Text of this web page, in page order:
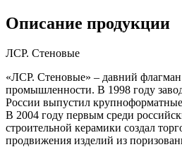
Описание продукции
ЛСР. Стеновые
«ЛСР. Стеновые» – давний флагман
промышленности. В 1998 году
России выпустил
В 2004 году первым среди
строительной керамики создал
продвижения изделий из